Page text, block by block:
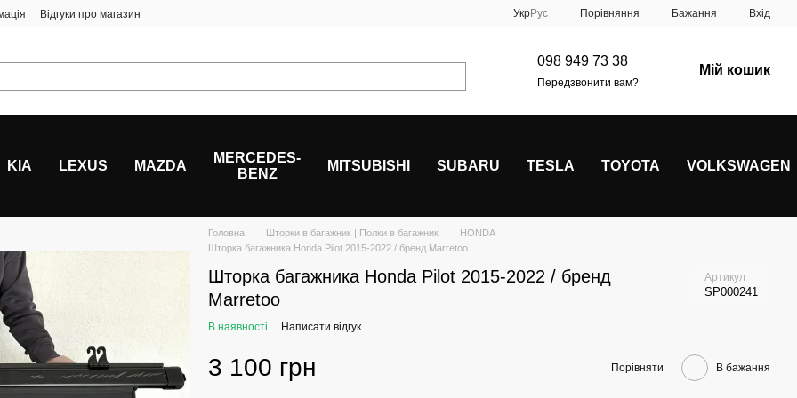
Відгуки про магазин УкрРус Порівняння Бажання Вхід
098 949 73 38
Передзвонити вам?
Мій кошик
KIA LEXUS MAZDA
MERCEDES-
BENZ
MITSUBISHI SUBARU TESLA TOYOTA VOLKSWAGEN
Головна Шторки в багажник | Полки в багажник
HONDA
Шторка багажника Honda Pilot 2015-2022 / бренд Marretoo
Шторка багажника Honda Pilot 2015-2022 / бренд
Marretoo
Артикул
SP000241
В наявності Написати відгук
3 100 грн Порівняти В бажання